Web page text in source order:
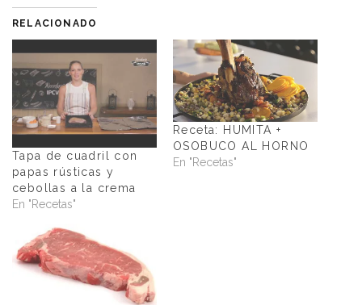
RELACIONADO
Tapa de cuadril con
papas rústicas y
cebollas a la crema
En "Recetas"
Receta: HUMITA +
OSOBUCO AL HORNO
En "Recetas"